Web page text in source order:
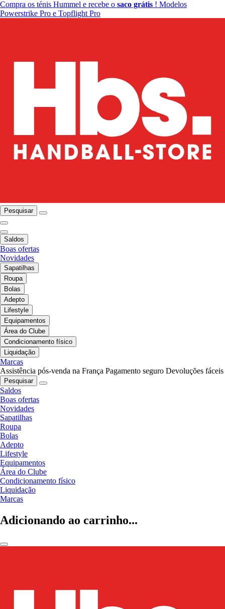
Compra os ténis Hummel e recebe o saco grátis ! Modelos
Powerstrike Pro e Topflight Pro
Pesquisar
Saldos
Boas ofertas
Novidades
Sapatilhas
Roupa
Bolas
Adepto
Lifestyle
Equipamentos
Área do Clube
Condicionamento físico
Liquidação
Marcas
Assistência pós-venda na França Pagamento seguro Devoluções fáceis
Pesquisar
Saldos
Boas ofertas
Novidades
Sapatilhas
Roupa
Bolas
Adepto
Lifestyle
Equipamentos
Área do Clube
Condicionamento físico
Liquidação
Marcas
Adicionando ao carrinho...